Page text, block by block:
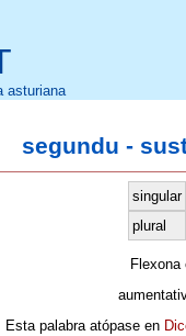
asturiana
segundu -
singular
plural
Esta palabra atópase en